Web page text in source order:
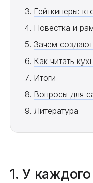
Гейткиперы:
Повестка и
Зачем
Как читать
Итоги
Вопросы для
Литература
1. У